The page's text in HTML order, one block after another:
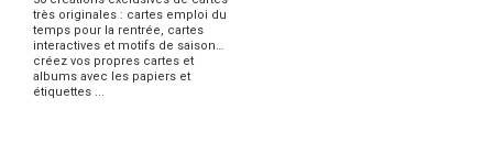
très originales : cartes emploi du
temps pour la rentrée, cartes
interactives et motifs de saison…
créez vos propres cartes et
albums avec les papiers et
étiquettes ...